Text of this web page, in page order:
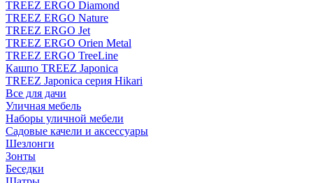
TREEZ ERGO Diamond
TREEZ ERGO Nature
TREEZ ERGO Jet
TREEZ ERGO Orien Metal
TREEZ ERGO TreeLine
Кашпо TREEZ Japonica
TREEZ Japonica серия Hikari
Все для дачи
Уличная мебель
Наборы уличной мебели
Садовые качели и аксессуары
Шезлонги
Зонты
Беседки